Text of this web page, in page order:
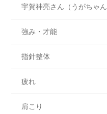
宇賀神亮さん（うがちゃ
強み・才能
指針整体
疲れ
肩こり